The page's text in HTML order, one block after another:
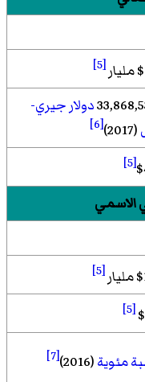
[5]
دولار جيري-
(2017)
[6]
[5]
الاسمي
[5]
[5]
مئوية(2016)
[7]